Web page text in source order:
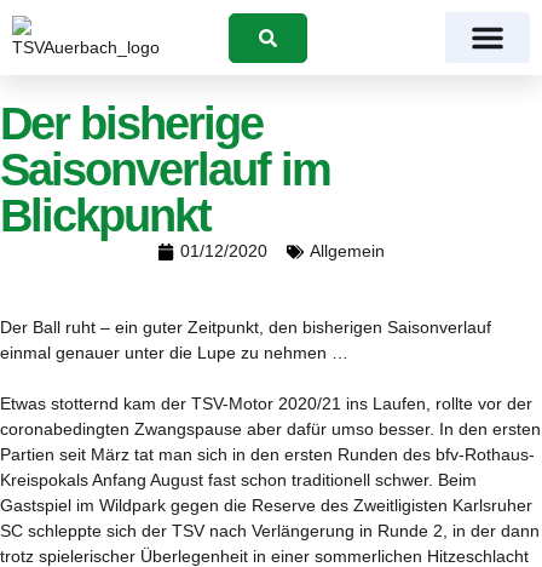
Suchen
Der bisherige
Saisonverlauf im
Blickpunkt
01/12/2020 Allgemein
Der Ball ruht – ein guter Zeitpunkt, den bisherigen Saisonverlauf
einmal genauer unter die Lupe zu nehmen …
Etwas stotternd kam der TSV-Motor 2020/21 ins Laufen, rollte vor der
coronabedingten Zwangspause aber dafür umso besser. In den ersten
Partien seit März tat man sich in den ersten Runden des bfv-Rothaus-
Kreispokals Anfang August fast schon traditionell schwer. Beim
Gastspiel im Wildpark gegen die Reserve des Zweitligisten Karlsruher
SC schleppte sich der TSV nach Verlängerung in Runde 2, in der dann
trotz spielerischer Überlegenheit in einer sommerlichen Hitzeschlacht